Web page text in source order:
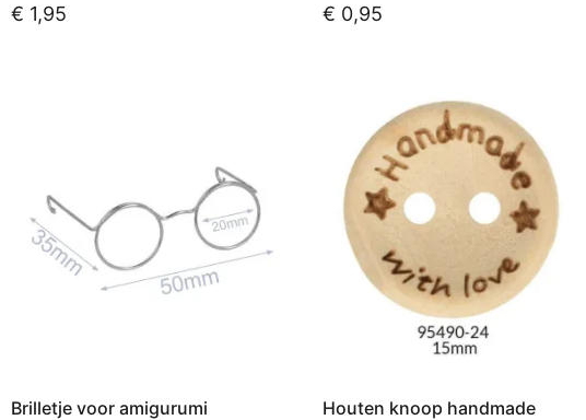
€ 1,95 € 0,95
Brilletje voor amigurumi Houten knoop handmade